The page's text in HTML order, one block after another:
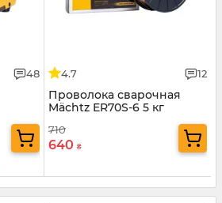
48 4.7 12
Проволока сварочная
Mäсhtz ER70S-6 5 кг
710
640 ₴